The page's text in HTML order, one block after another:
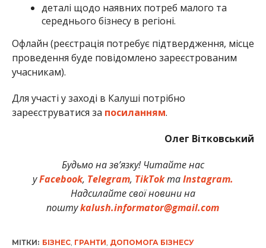
деталі щодо наявних потреб малого та
середнього бізнесу в регіоні.
Офлайн (реєстрація потребує підтвердження, місце
проведення буде повідомлено зареєстрованим
учасникам).
Для участі у заході в Калуші потрібно
зареєструватися за посиланням.
Олег Вітковський
Будьмо на зв’язку! Читайте нас
уFacebook, Telegram, TikTokтаInstagram.
Надсилайте свої новини на
поштуkalush.informator@gmail.com
МІТКИ: БІЗНЕС, ГРАНТИ ДОПОМОГА БІЗНЕСУ